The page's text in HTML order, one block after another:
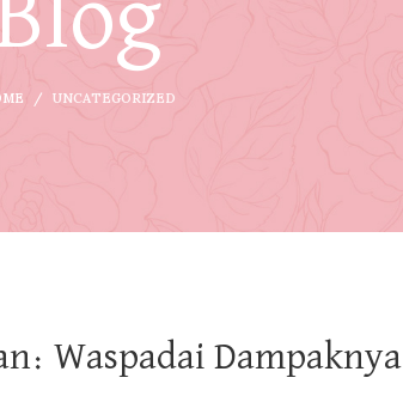
UNCATEGORIZED
Waspadai Dampaknya